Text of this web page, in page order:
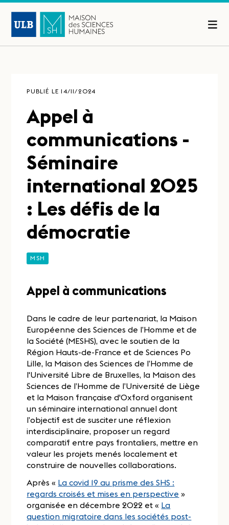
PUBLIÉ LE 14/11/2024
Appel à
communications -
Séminaire
international 2025
: Les défis de la
démocratie
MSH
Appel à communications
Dans le cadre de leur partenariat, la Maison
Européenne des Sciences de l’Homme et de
la Société (MESHS), avec le soutien de la
Région Hauts-de-France et de Sciences Po
Lille, la Maison des Sciences de l’Homme de
l'Université Libre de Bruxelles, la Maison des
Sciences de l’Homme de l’Université de Liège
et la Maison française d'Oxford organisent
un séminaire international annuel dont
l’objectif est de susciter une réflexion
interdisciplinaire, proposer un regard
comparatif entre pays frontaliers, mettre en
valeur les projets menés localement et
construire de nouvelles collaborations.
Après « La covid 19 au prisme des SHS :
regards croisés et mises en perspective »
organisée en décembre 2022 et « La
question migratoire dans les sociétés post-